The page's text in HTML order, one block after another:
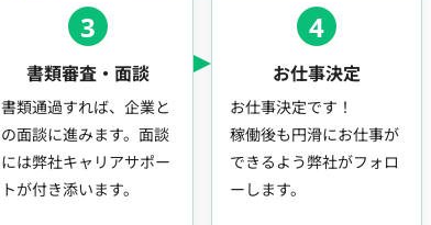
3
書類審査・面談
書類通過すれば、企業と
の面談に進みます。面談
には弊社キャリアサポー
トが付き添います。
4
お仕事決定
お仕事決定です！
稼働後も円滑にお仕事が
できるよう弊社がフォロ
ーします。